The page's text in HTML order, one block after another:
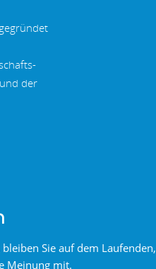
der
eine
Sie auf dem
Meinung mit.